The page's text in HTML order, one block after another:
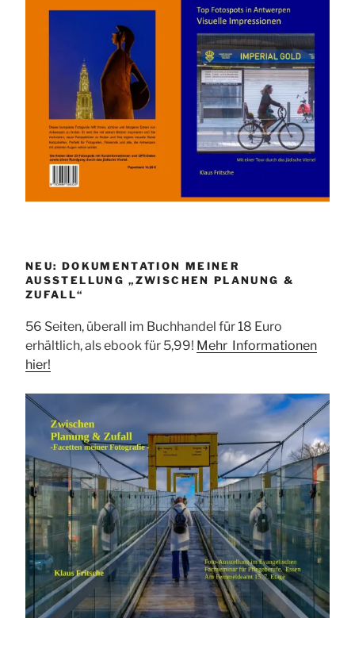
NEU: DOKUMENTATION MEINER
AUSSTELLUNG „ZWISCHEN PLANUNG &
ZUFALL“
56 Seiten, überall im Buchhandel für 18 Euro
erhältlich, als ebook für 5,99! Mehr Informationen
hier!